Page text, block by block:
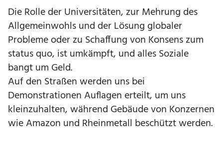
Die Rolle der Universitäten, zur Mehrung des
Allgemeinwohls und der Lösung globaler
Probleme oder zu Schaffung von Konsens zum
status quo, ist umkämpft, und alles Soziale
bangt um Geld.
Auf den Straßen werden uns bei
Demonstrationen Auflagen erteilt, um uns
kleinzuhalten, während Gebäude von Konzernen
wie Amazon und Rheinmetall beschützt werden.